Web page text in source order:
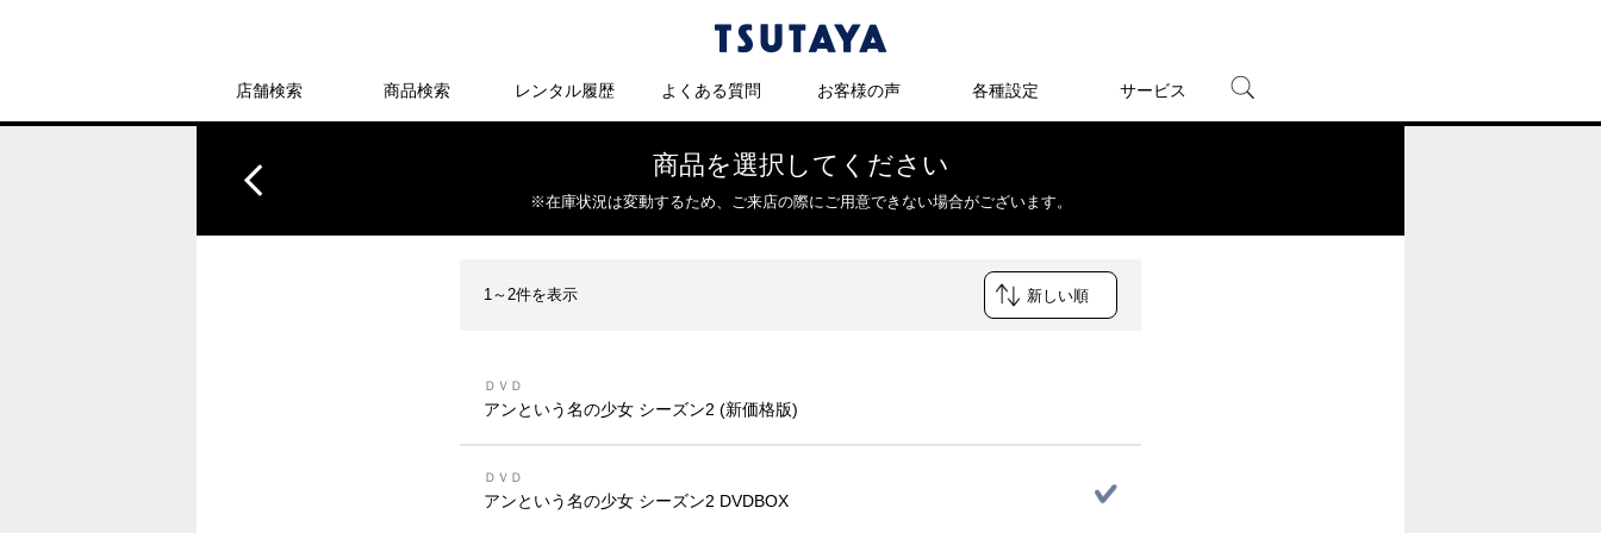
店舗検索 商品検索 レンタル履歴 よくある質問 お客様の声 各種設定 サービス
商品を選択してください
※在庫状況は変動するため、 ご来店の際にご用意できない場合がございます。
1～2件を表示
ＤＶＤ
アンという名の少女 シーズン2 (新価格版)
ＤＶＤ
アンという名の少女 シーズン2 DVDBOX